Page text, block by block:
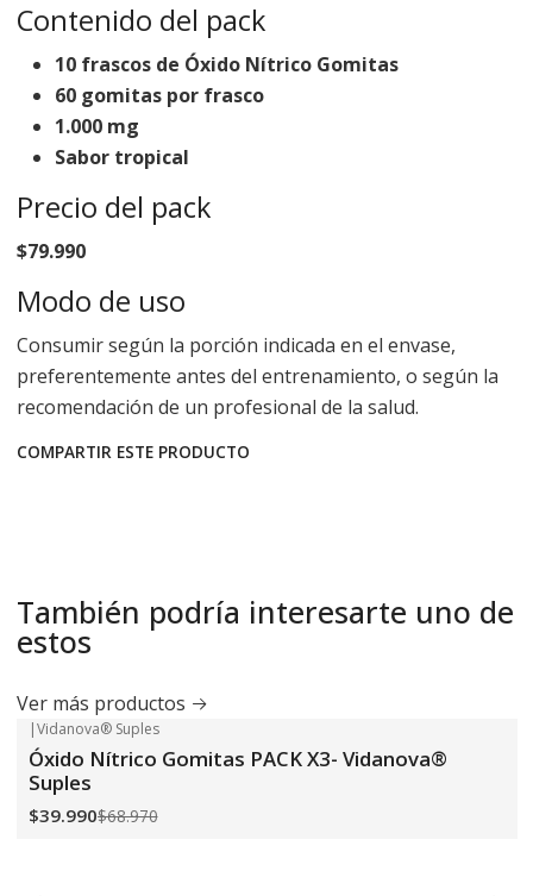
Contenido del pack
10 frascos de Óxido Nítrico Gomitas
60 gomitas por frasco
1.000 mg
Sabor tropical
Precio del pack
$79.990
Modo de uso
Consumir según la porción indicada en el envase,
preferentemente antes del entrenamiento, o según la
recomendación de un profesional de la salud.
COMPARTIR ESTE PRODUCTO
También podría interesarte uno de
estos
Ver más productos
-42%
OFF
|Vidanova® Suples
Óxido Nítrico Gomitas PACK X3- Vidanova®
Suples
$39.990$68.970